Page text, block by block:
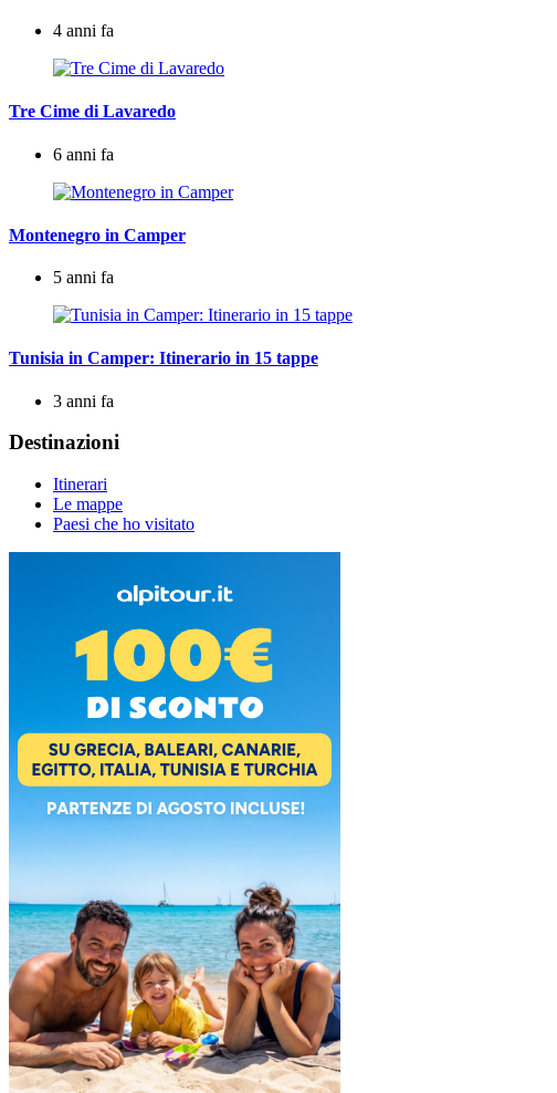
4 anni fa
Tre Cime di Lavaredo
6 anni fa
Montenegro in Camper
5 anni fa
Tunisia in Camper: Itinerario in 15 tappe
3 anni fa
Destinazioni
Itinerari
Le mappe
Paesi che ho visitato